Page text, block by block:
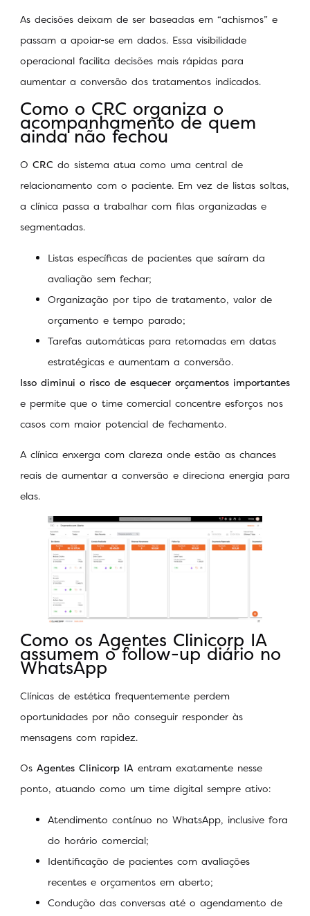
As decisões deixam de ser baseadas em “achismos” e
passam a apoiar-se em dados. Essa visibilidade
operacional facilita decisões mais rápidas para
aumentar a conversão dos tratamentos indicados.
Como o CRC organiza o
acompanhamento de quem
ainda não fechou
O CRC do sistema atua como uma central de
relacionamento com o paciente. Em vez de listas soltas,
a clínica passa a trabalhar com filas organizadas e
segmentadas.
Listas específicas de pacientes que saíram da
avaliação sem fechar;
Organização por tipo de tratamento, valor de
orçamento e tempo parado;
Tarefas automáticas para retomadas em datas
estratégicas e aumentam a conversão.
Isso diminui o risco de esquecer orçamentos importantes
e permite que o time comercial concentre esforços nos
casos com maior potencial de fechamento.
A clínica enxerga com clareza onde estão as chances
reais de aumentar a conversão e direciona energia para
elas.
Como os Agentes Clinicorp IA
assumem o follow-up diário no
WhatsApp
Clínicas de estética frequentemente perdem
oportunidades por não conseguir responder às
mensagens com rapidez.
Os Agentes Clinicorp IA entram exatamente nesse
ponto, atuando como um time digital sempre ativo:
Atendimento contínuo no WhatsApp, inclusive fora
do horário comercial;
Identificação de pacientes com avaliações
recentes e orçamentos em aberto;
Condução das conversas até o agendamento de